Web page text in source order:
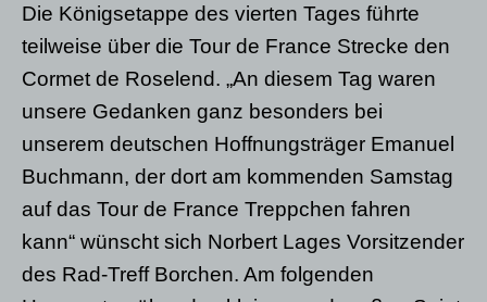
Die Königsetappe des vierten Tages führte
teilweise über die Tour de France Strecke den
Cormet de Roselend. „An diesem Tag waren
unsere Gedanken ganz besonders bei
unserem deutschen Hoffnungsträger Emanuel
Buchmann, der dort am kommenden Samstag
auf das Tour de France Treppchen fahren
kann“ wünscht sich Norbert Lages Vorsitzender
des Rad-Treff Borchen. Am folgenden